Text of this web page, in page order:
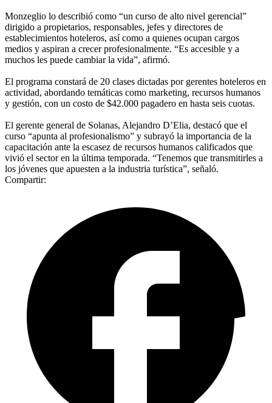
Monzeglio lo describió como “un curso de alto nivel gerencial”
dirigido a propietarios, responsables, jefes y directores de
establecimientos hoteleros, así como a quienes ocupan cargos
medios y aspiran a crecer profesionalmente. “Es accesible y a
muchos les puede cambiar la vida”, afirmó.
El programa constará de 20 clases dictadas por gerentes hoteleros en
actividad, abordando temáticas como marketing, recursos humanos
y gestión, con un costo de $42.000 pagadero en hasta seis cuotas.
El gerente general de Solanas, Alejandro D’Elia, destacó que el
curso “apunta al profesionalismo” y subrayó la importancia de la
capacitación ante la escasez de recursos humanos calificados que
vivió el sector en la última temporada. “Tenemos que transmitirles a
los jóvenes que apuesten a la industria turística”, señaló.
Compartir: